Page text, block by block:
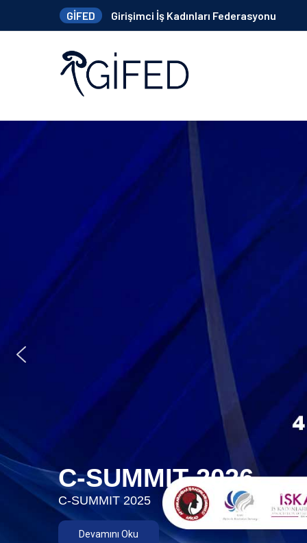
GİFED Girişimci İş Kadınları Federasyonu
C-SUMMIT 2026
C-SUMMIT 2025
Devamını Oku